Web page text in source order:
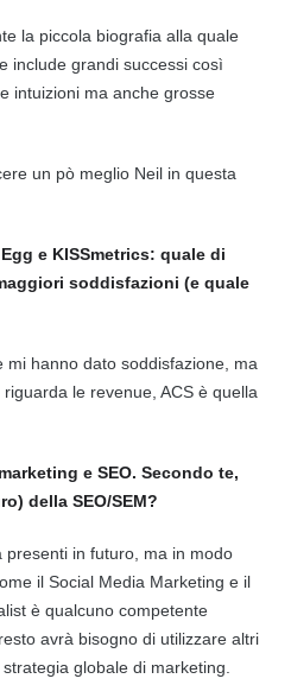
la piccola biografia alla quale
include grandi successi così
intuizioni ma anche grosse
un pò meglio Neil in questa
e KISSmetrics: quale di
soddisfazioni (e quale
mi hanno dato soddisfazione, ma
le revenue, ACS è quella
marketing e SEO. Secondo te,
della SEO/SEM?
presenti in futuro, ma in modo
il Social Media Marketing e il
è qualcuno competente
avrà bisogno di utilizzare altri
globale di marketing